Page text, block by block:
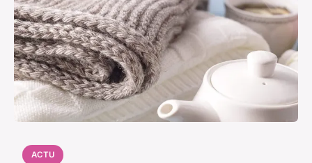
ACTU